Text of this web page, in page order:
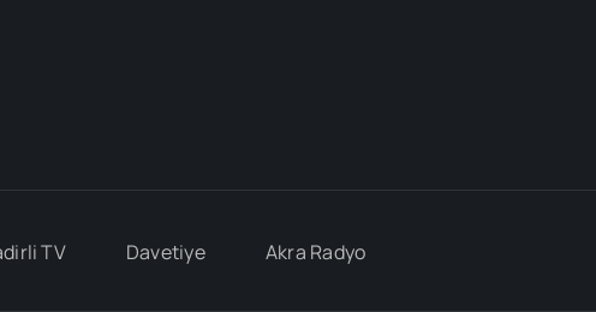
TV Davetiye Akra Radyo